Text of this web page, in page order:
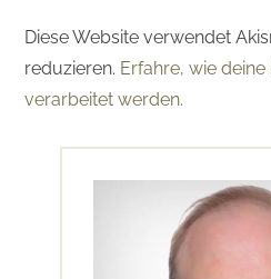
Diese Website verwendet
reduzieren. Erfahre, wie
verarbeitet werden.